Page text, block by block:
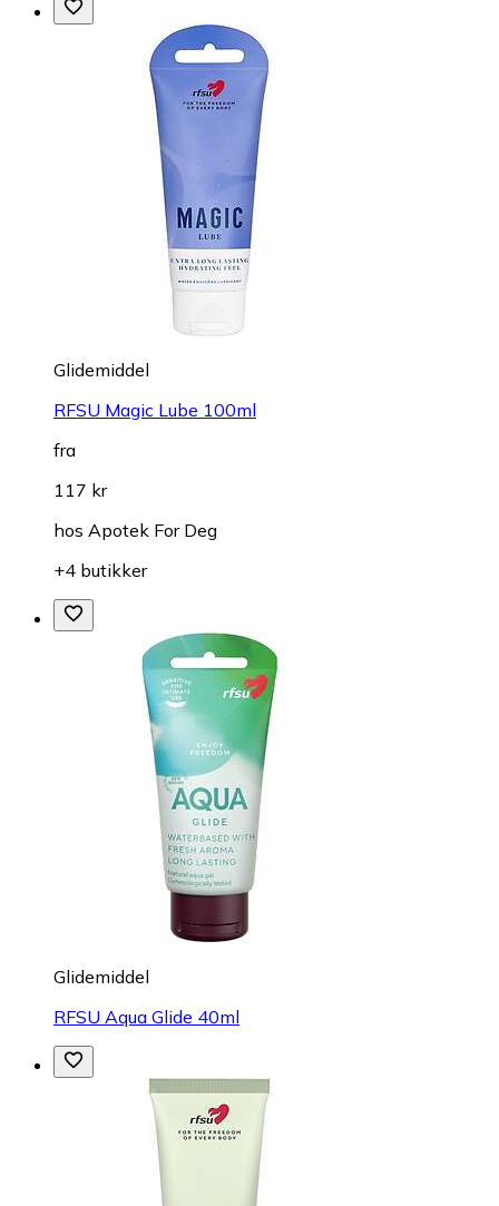
Glidemiddel
RFSU Magic Lube 100ml
fra
117 kr
hos Apotek For Deg
+4 butikker
Glidemiddel
RFSU Aqua Glide 40ml